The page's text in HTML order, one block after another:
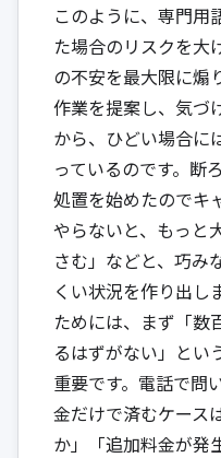
このように、専門用
た場合のリスクを大
の不安を最大限に煽
作業を提案し、気づ
から、ひどい場合に
っているのです。断
処置を始めたのでキ
やらないと、もっと
さむ」などと、巧み
くい状況を作り出し
ためには、まず「数
るはずがない」とい
重要です。電話で問
金だけで済むケース
か」「追加料金が発